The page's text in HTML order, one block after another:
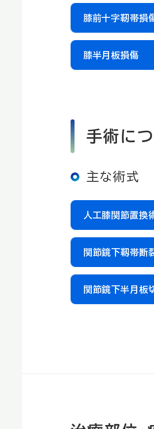
膝前十字靭帯損
膝半月板損傷
手術に
主な術式
人工膝関節置換
関節鏡下靱帯断
関節鏡下半月板